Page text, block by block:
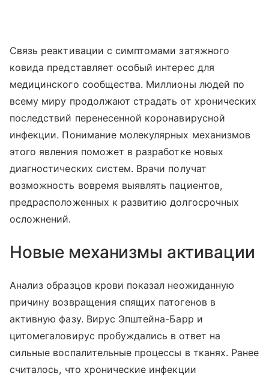
Связь реактивации с симптомами затяжного
ковида представляет особый интерес для
медицинского сообщества. Миллионы людей по
всему миру продолжают страдать от хронических
последствий перенесенной коронавирусной
инфекции. Понимание молекулярных механизмов
этого явления поможет в разработке новых
диагностических систем. Врачи получат
возможность вовремя выявлять пациентов,
предрасположенных к развитию долгосрочных
осложнений.
Новые механизмы активации
Анализ образцов крови показал неожиданную
причину возвращения спящих патогенов в
активную фазу. Вирус Эпштейна-Барр и
цитомегаловирус пробуждались в ответ на
сильные воспалительные процессы в тканях. Ранее
считалось, что хронические инфекции